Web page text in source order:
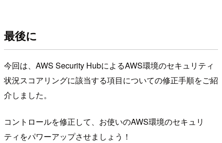
最後に
今回は、AWS Security HubによるAWS環境のセキュリティ
状況スコアリングに該当する項目についての修正手順をご紹
介しました。
コントロールを修正して、お使いのAWS環境のセキュリ
ティをパワーアップさせましょう！